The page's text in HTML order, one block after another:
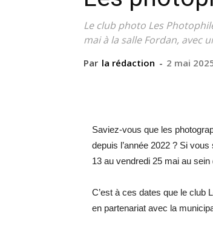
Le club photo Les
mai à la salle Fordan, avec
Par la rédaction - 2 mai
Saviez-vous que les
depuis l’année 2022 ? Si
13 au vendredi 25 mai au
C’est à ces dates que le club
en partenariat avec la